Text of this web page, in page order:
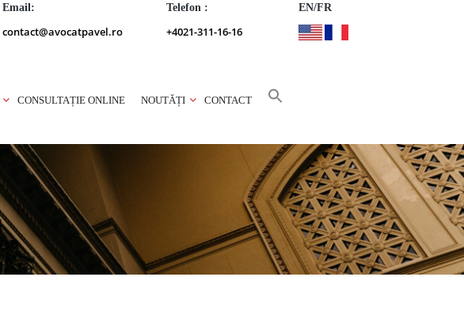
Email:
contact@avocatpavel.ro
Telefon :
+4021-311-16-16
EN/FR
CONSULTAȚIE ONLINE NOUTĂȚI CONTACT